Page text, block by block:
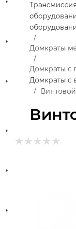
Трансмиссия
Домкраты
Домкраты с
Домкраты с
Винтовой